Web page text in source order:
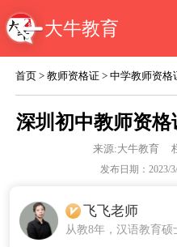
大牛教育
首页 >教师资格证 >中学教师资格
深圳初中教师资格
来源:大牛教育
发布日期：2023/
飞飞老师
从教8年，汉语教育硕